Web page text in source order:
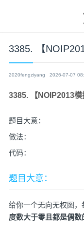
3385. 【
2020fengziyang 2026-07-07
3385. 【NOIP2013模
题目大意：
做法：
代码：
题目大意：
给你一个无向无权图
度数大于零且都是偶